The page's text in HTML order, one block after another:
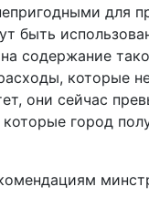
для
быть
содержание
которые
они сейчас
город